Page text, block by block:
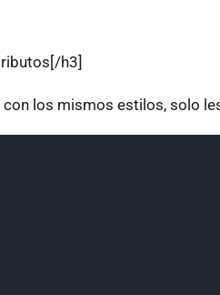
h3]
los mismos estilos, solo